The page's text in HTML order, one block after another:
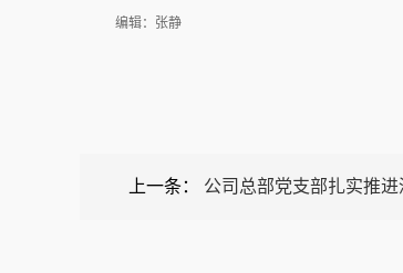
编辑：张静
上一条： 公司总部党支部扎实推